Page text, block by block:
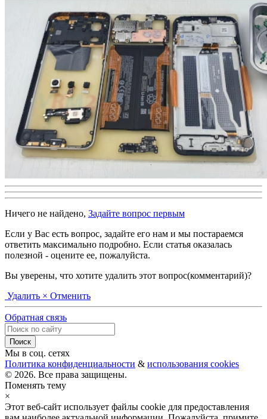
Ничего не найдено, Задайте вопрос первым
Если у Вас есть вопрос, задайте его нам и мы постараемся
ответить максимально подробно. Если статья оказалась
полезной - оцените ее, пожалуйста.
Вы уверены, что хотите удалить этот вопрос(комментарий)?
Удалить × Отменить
Обратная связь
Мы в соц. сетях
Политика конфиденциальности & использования cookies
© 2026. Все права защищены.
Поменять тему
×
Этот веб-сайт использует файлы cookie для предоставления